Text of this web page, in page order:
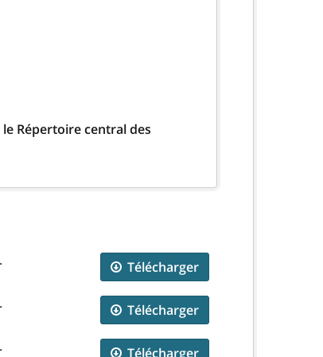
Répertoire central des
Télécharger
Télécharger
Télécharger